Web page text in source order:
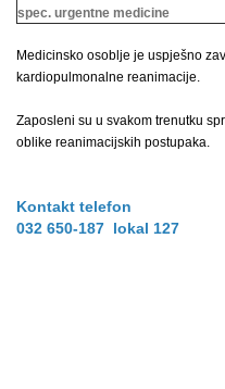
spec. urgentne medicine
Medicinsko osoblje je uspješno
kardiopulmonalne reanimacije.
Zaposleni su u svakom trenutku
oblike reanimacijskih postupaka.
Kontakt telefon
032 650-187 lokal 127